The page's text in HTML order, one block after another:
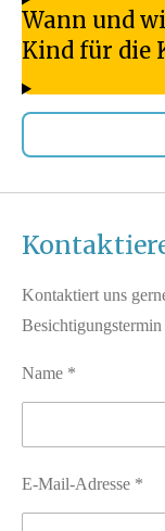
Wann und
Kind für die
Kontaktiert uns
Name *
E-Mail-Adresse *